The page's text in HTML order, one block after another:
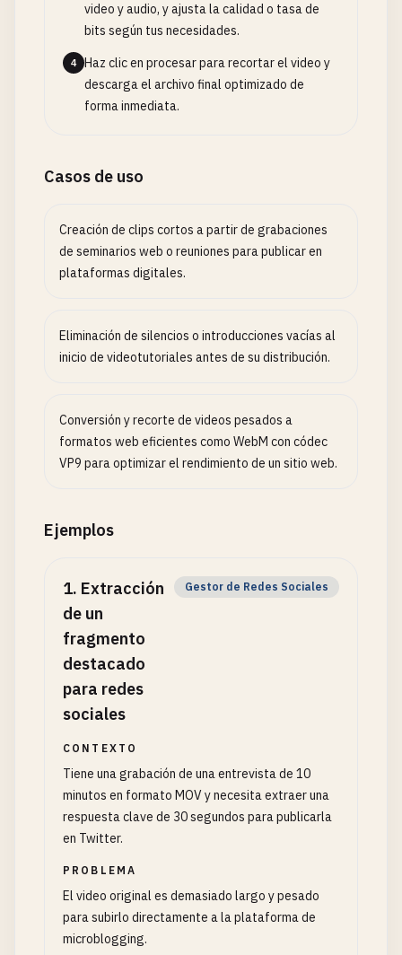
video y audio, y ajusta la calidad o tasa de
bits según tus necesidades.
4
Haz clic en procesar para recortar el video y
descarga el archivo final optimizado de
forma inmediata.
Casos de uso
Creación de clips cortos a partir de grabaciones
de seminarios web o reuniones para publicar en
plataformas digitales.
Eliminación de silencios o introducciones vacías al
inicio de videotutoriales antes de su distribución.
Conversión y recorte de videos pesados a
formatos web eficientes como WebM con códec
VP9 para optimizar el rendimiento de un sitio web.
Ejemplos
1. Extracción
de un
fragmento
destacado
para redes
sociales
Gestor de Redes Sociales
CONTEXTO
Tiene una grabación de una entrevista de 10
minutos en formato MOV y necesita extraer una
respuesta clave de 30 segundos para publicarla
en Twitter.
PROBLEMA
El video original es demasiado largo y pesado
para subirlo directamente a la plataforma de
microblogging.